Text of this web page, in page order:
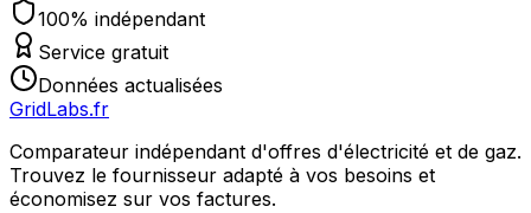
100% indépendant
Service gratuit
Données actualisées
GridLabs.fr
Comparateur indépendant d'offres d'électricité et de gaz.
Trouvez le fournisseur adapté à vos besoins et
économisez sur vos factures.